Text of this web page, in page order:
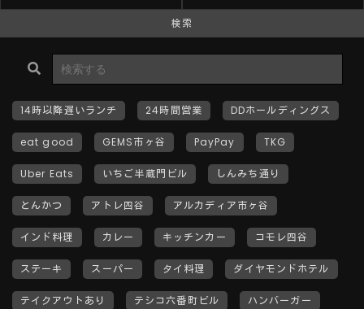
検索
14時以降遅いランチ 24時間営業 DDホールディングス
eat good GEMS市ヶ谷 PayPay TKG
Uber Eats いちご半蔵門ビル しんみち通り
とんかつ アトレ四谷 アルカディア市ヶ谷
インド料理 カレー キッチンカー コモレ四谷
ステーキ スーパー タイ料理 ダイヤモンドホテル
テイクアウトあり テシコ六番町ビル ハンバーガー